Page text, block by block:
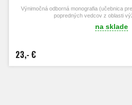
Výnimočná odborná monografia (učebnica
popredných vedcov z oblasti
na sklade
23,- €